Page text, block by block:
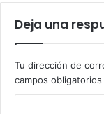
Deja una
Tu dirección de
campos